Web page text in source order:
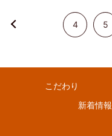
4 5
こだわり
新着情報